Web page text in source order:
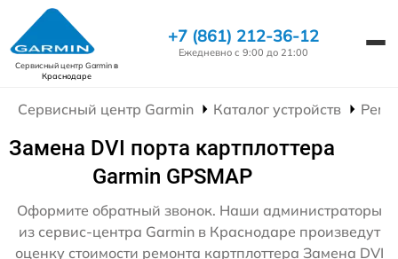
Сервисный центр Garminв
Краснодаре
+7 (861) 212-36-12
Ежедневно с 9:00 до 21:00
Сервисный центр Garmin Каталог устройств
Замена DVI порта картплоттера
Garmin GPSMAP
Оформите обратный звонок. Наши администраторы
из сервис-центра Garmin в Краснодаре произведут
оценку стоимости ремонта картплоттера Замена DVI